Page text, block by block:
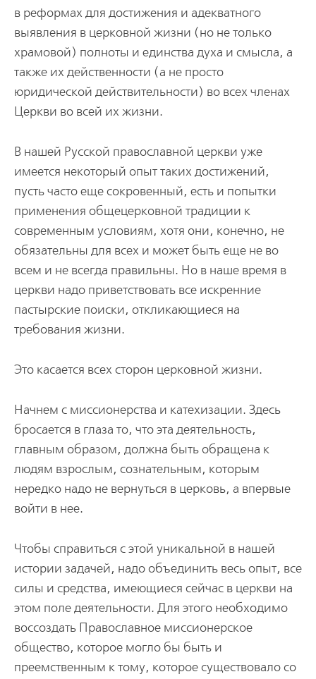
в реформах для достижения и адекватного
выявления в церковной жизни (но не только
храмовой) полноты и единства духа и смысла, а
также их действенности (а не просто
юридической действительности) во всех членах
Церкви во всей их жизни.
В нашей Русской православной церкви уже
имеется некоторый опыт таких достижений,
пусть часто еще сокровенный, есть и попытки
применения общецерковной традиции к
современным условиям, хотя они, конечно, не
обязательны для всех и может быть еще не во
всем и не всегда правильны. Но в наше время в
церкви надо приветствовать все искренние
пастырские поиски, откликающиеся на
требования жизни.
Это касается всех сторон церковной жизни.
Начнем с миссионерства и катехизации. Здесь
бросается в глаза то, что эта деятельность,
главным образом, должна быть обращена к
людям взрослым, сознательным, которым
нередко надо не вернуться в церковь, а впервые
войти в нее.
Чтобы справиться с этой уникальной в нашей
истории задачей, надо объединить весь опыт, все
силы и средства, имеющиеся сейчас в церкви на
этом поле деятельности. Для этого необходимо
воссоздать Православное миссионерское
общество, которое могло бы быть и
преемственным к тому, которое существовало со